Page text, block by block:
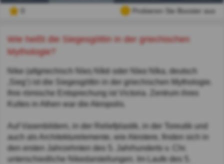
Probieren Sie Booster aus
Wie heißt die Siegesgöttin in der griechischen
Mythologie?
Nike (altgriechisch Νίκη Níkē oder Νίκα Níka, deutsch
‚Sieg‘) ist die Siegesgöttin in der griechischen Mythologie.
Ihre römische Entsprechung ist Victoria. Zentrum ihres
Kultes in Athen war die Akropolis.
Auf Vasenbildern, in der Reliefplastik, in der Toreutik und
auch als Architekturelemente, wie Akrotere, finden sich in
den ersten Jahrzehnten des 5. Jahrhunderts v. Chr.
unterschiedliche Nikedarstellungen. Im Laufe des 5.